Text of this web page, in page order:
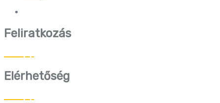
Feliratkozás
Elérhetőség